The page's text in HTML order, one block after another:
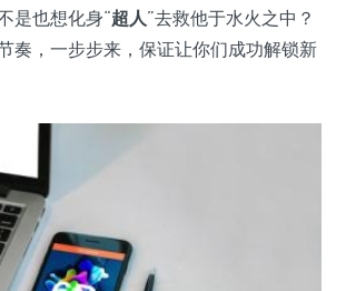
是也想化身“超人”去救他于水火之中？
奏，一步步来，保证让你们成功解锁新